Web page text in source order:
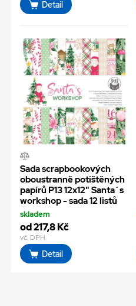
Detail
Sada scrapbookových
oboustranně potištěných
papírů P13 12x12" Santa´s
workshop - sada 12 listů
skladem
od 217,8 Kč
vč. DPH
Detail